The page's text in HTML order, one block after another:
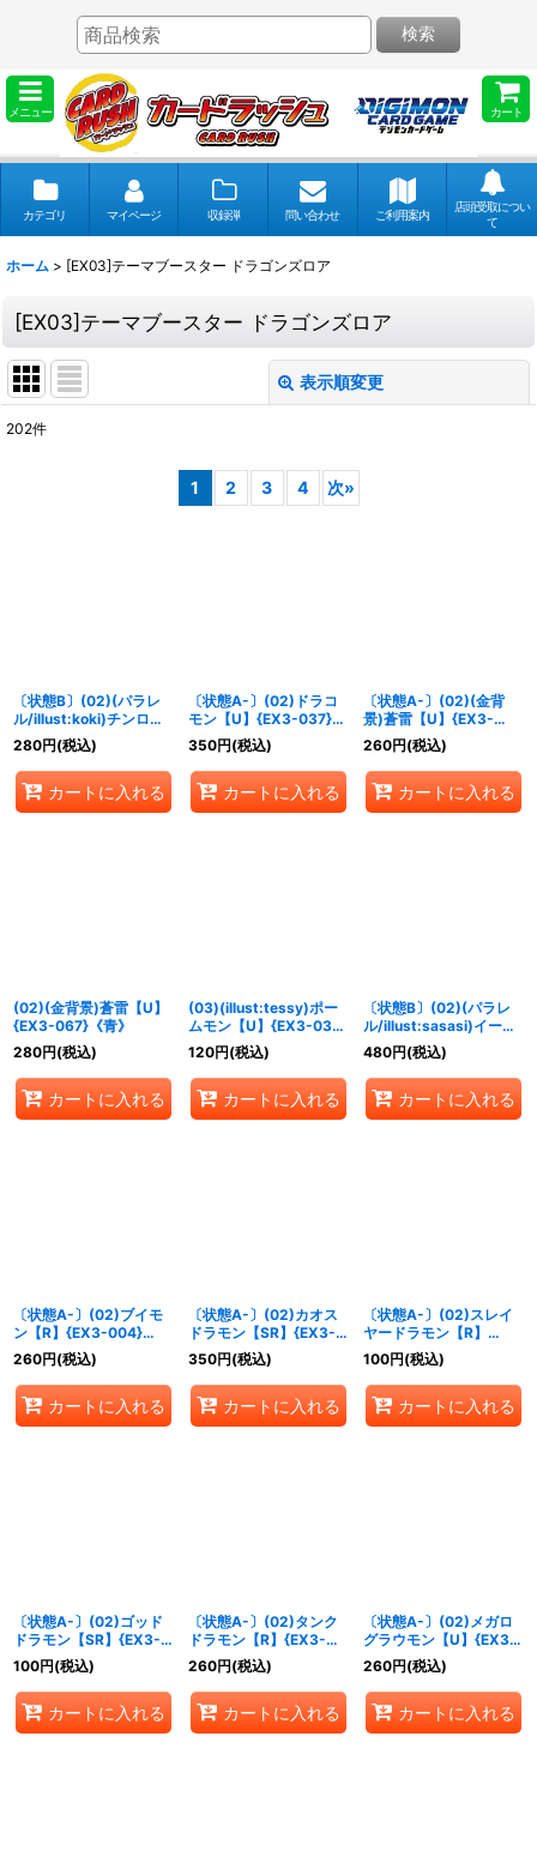
メニュー カート
検索
カテゴリ マイページ 収録弾 問い合わせ ご利用案内
店頭受取につい
て
ホーム > [EX03]テーマブースター ドラゴンズロア
[EX03]テーマブースター ドラゴンズロア
表示順変更
202件
1 2 3 4 次»
〔状態B〕(02)(パラレ
ル/illust:koki)チンロン
モン【R-P】{EX3-025}
《青》
280円(税込)
カートに入れる
〔状態A-〕(02)ドラコ
モン【U】{EX3-037}
《多》
350円(税込)
カートに入れる
〔状態A-〕(02)(金背
景)蒼雷【U】{EX3-
067}《青》
260円(税込)
カートに入れる
(02)(金背景)蒼雷【U】
{EX3-067}《青》
280円(税込)
カートに入れる
(03)(illust:tessy)ポー
ムモン【U】{EX3-038}
《緑》
120円(税込)
カートに入れる
〔状態B〕(02)(パラレ
ル/illust:sasasi)イージ
スドラモン【SR-P】
{EX3-026}《青》
480円(税込)
カートに入れる
〔状態A-〕(02)ブイモ
ン【R】{EX3-004}
《赤》
260円(税込)
カートに入れる
〔状態A-〕(02)カオス
ドラモン【SR】{EX3-
013}《多》
350円(税込)
カートに入れる
〔状態A-〕(02)スレイ
ヤードラモン【R】
{EX3-024}《青》
100円(税込)
カートに入れる
〔状態A-〕(02)ゴッド
ドラモン【SR】{EX3-
035}《黄》
100円(税込)
カートに入れる
〔状態A-〕(02)タンク
ドラモン【R】{EX3-
051}《黒》
260円(税込)
カートに入れる
〔状態A-〕(02)メガロ
グラウモン【U】{EX3-
062}《多》
260円(税込)
カートに入れる